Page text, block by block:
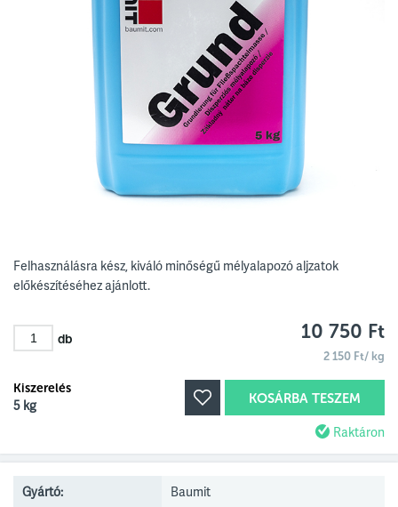
Felhasználásra kész, kiváló minőségű mélyalapozó aljzatok
előkészítéséhez ajánlott.
db 10 750 Ft
2 150 Ft/ kg
Kiszerelés
5 kg KOSÁRBA TESZEM
Raktáron
Gyártó:
Baumit